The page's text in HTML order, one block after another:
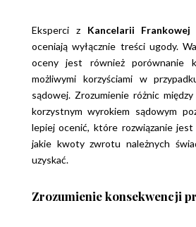
Eksperci z Kancelarii
oceniają wyłącznie treści ugody.
ocenyjest również porównanie
możliwymi korzyściami w
sądowej. Zrozumienieróżnic między
korzystnym wyrokiem sądowym
lepiej ocenić, które rozwiązanie jest
jakie kwoty zwrotu należnych
uzyskać.
Zrozumienie konsekwencji